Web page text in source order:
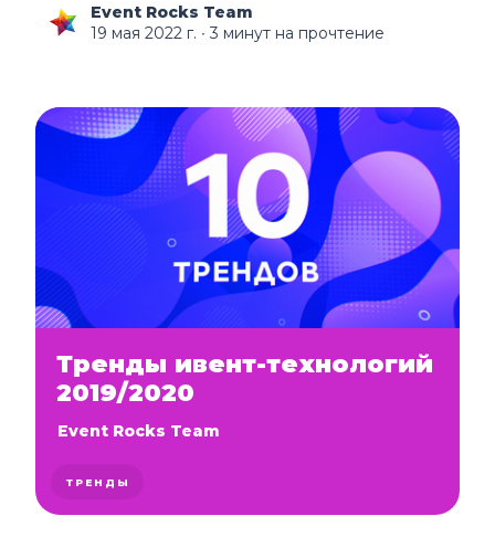
Event Rocks Team
19 мая 2022 г. ∙ 3 минут на прочтение
Тренды ивент-технологий
2019/2020
Event Rocks Team
ТРЕНДЫ